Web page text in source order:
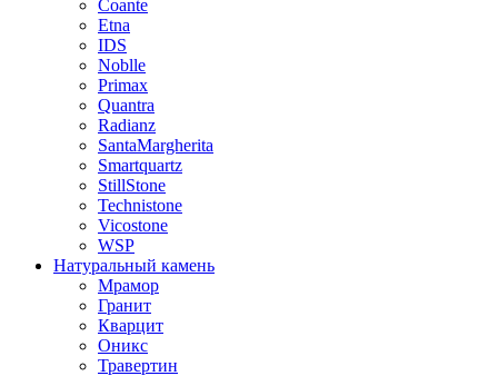
Coante
Etna
IDS
Noblle
Primax
Quantra
Radianz
SantaMargherita
Smartquartz
StillStone
Technistone
Vicostone
WSP
Натуральный камень
Мрамор
Гранит
Кварцит
Оникс
Травертин